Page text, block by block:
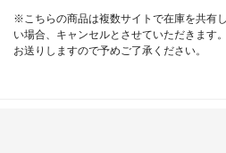
※こちらの商品は複数サイトで在庫を共有
い場合、キャンセルとさせていただきます
お送りしますので予めご了承ください。